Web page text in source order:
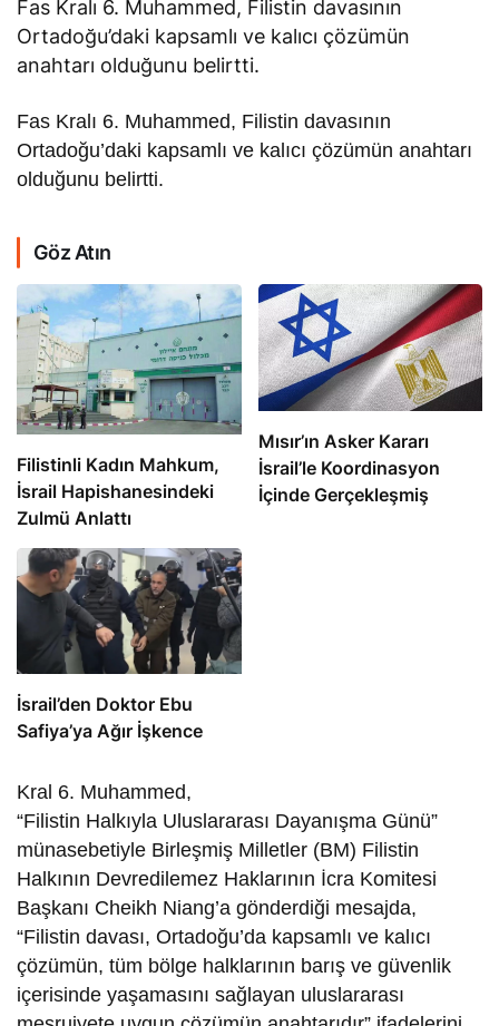
Fas Kralı 6. Muhammed, Filistin davasının
Ortadoğu’daki kapsamlı ve kalıcı çözümün
anahtarı olduğunu belirtti.
Fas Kralı 6. Muhammed, Filistin davasının
Ortadoğu’daki kapsamlı ve kalıcı çözümün anahtarı
olduğunu belirtti.
Göz Atın
Filistinli Kadın Mahkum,
İsrail Hapishanesindeki
Zulmü Anlattı
Mısır’ın Asker Kararı
İsrail’le Koordinasyon
İçinde Gerçekleşmiş
İsrail’den Doktor Ebu
Safiya’ya Ağır İşkence
Kral 6. Muhammed,
“Filistin Halkıyla Uluslararası Dayanışma Günü”
münasebetiyle Birleşmiş Milletler (BM) Filistin
Halkının Devredilemez Haklarının İcra Komitesi
Başkanı Cheikh Niang’a gönderdiği mesajda,
“Filistin davası, Ortadoğu’da kapsamlı ve kalıcı
çözümün, tüm bölge halklarının barış ve güvenlik
içerisinde yaşamasını sağlayan uluslararası